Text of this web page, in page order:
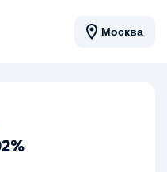
Москва